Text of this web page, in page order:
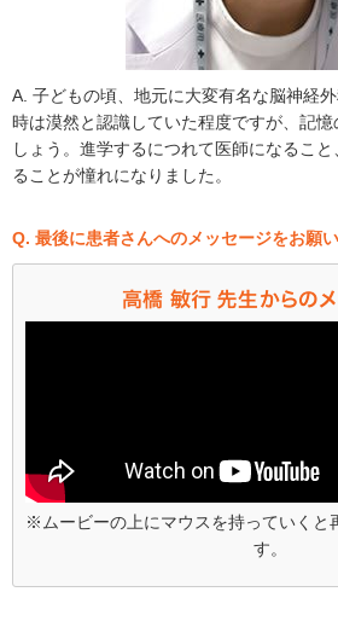
A. 子どもの頃、地元に大変有名な脳神経
時は漠然と認識していた程度ですが、記
しょう。進学するにつれて医師になるこ
ることが憧れになりました。
Q. 最後に患者さんへのメッセージをお願い
※ムービーの上にマウスを持っていくと
す。